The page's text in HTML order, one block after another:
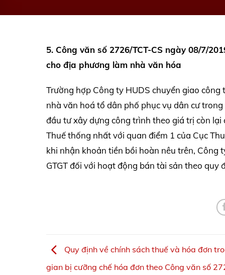
5. Công văn số 2726/TCT-CS ngày 08/7/
cho địa phương làm nhà văn hóa
Trường hợp Công ty HUDS chuyển giao
nhà văn hoá tổ dân phố phục vụ dân cư
đầu tư xây dựng công trình theo giá trị còn
Thuế thống nhất với quan điểm 1 của Cục
khi nhận khoản tiền bồi hoàn nêu trên, Công
GTGT đối với hoạt động bán tài sản theo quy
Quy định về chính sách thuế và hóa đơn
gian bị cưỡng chế hóa đơn theo Công văn số